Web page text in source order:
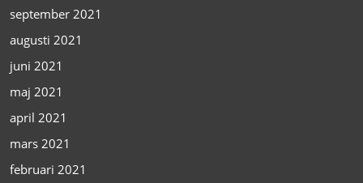
september 2021
augusti 2021
juni 2021
maj 2021
april 2021
mars 2021
februari 2021